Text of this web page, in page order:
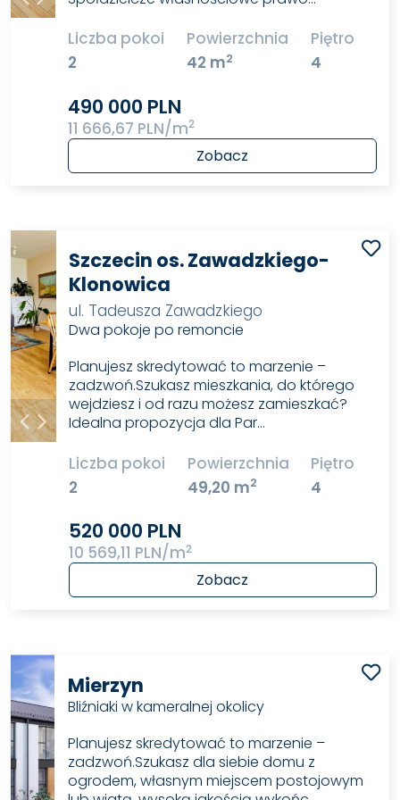
Liczba pokoi
2
Powierzchnia
42 m2
Piętro
4
490 000 PLN
11 666,67 PLN/m2
Zobacz
Szczecin os. Zawadzkiego-
Klonowica
ul. Tadeusza Zawadzkiego
Dwa pokoje po remoncie
Planujesz skredytować to marzenie –
zadzwoń.Szukasz mieszkania, do którego
wejdziesz i od razu możesz zamieszkać?
Idealna propozycja dla Par…
Liczba pokoi
2
Powierzchnia
49,20 m2
Piętro
4
520 000 PLN
10 569,11 PLN/m2
Zobacz
Mierzyn
Bliźniaki w kameralnej okolicy
Planujesz skredytować to marzenie –
zadzwoń.Szukasz dla siebie domu z
ogrodem, własnym miejscem postojowym